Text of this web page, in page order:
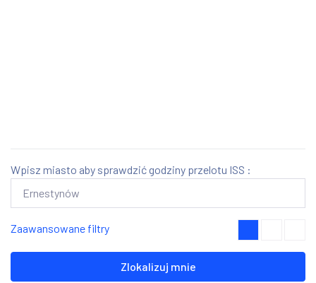
Wpisz miasto aby sprawdzić godziny przelotu ISS :
Zaawansowane filtry
Zlokalizuj mnie